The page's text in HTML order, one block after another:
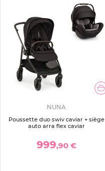
NUNA
Poussette duo swiv caviar + siège
auto arra flex caviar
999,90 €